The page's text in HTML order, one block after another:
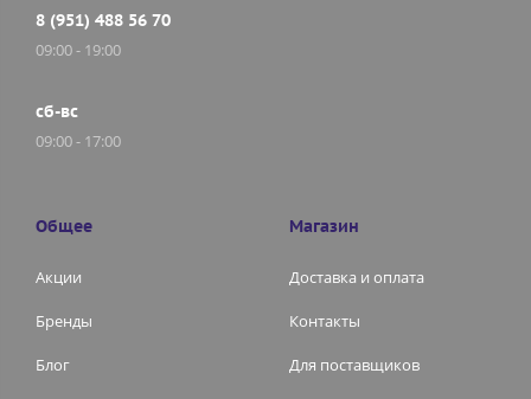
8 (951) 488 56 70
09:00 - 19:00
сб-вс
09:00 - 17:00
Общее
Акции
Бренды
Блог
Магазин
Доставка и оплата
Контакты
Для поставщиков